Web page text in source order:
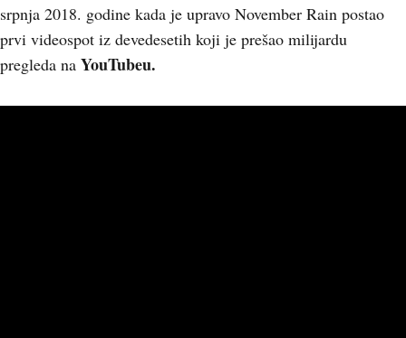
srpnja 2018. godine kada je upravo November Rain postao
prvi videospot iz devedesetih koji je prešao milijardu
pregleda na YouTubeu.